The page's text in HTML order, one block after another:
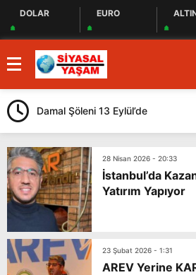
DOLAR EURO
Damal Şöleni 13 Eylül’de
28 Nisan 2026 - 20:33
İstanbul’da
Yatırım Yapıyor
23 Şubat 2026 - 1:31
AREV Yerine